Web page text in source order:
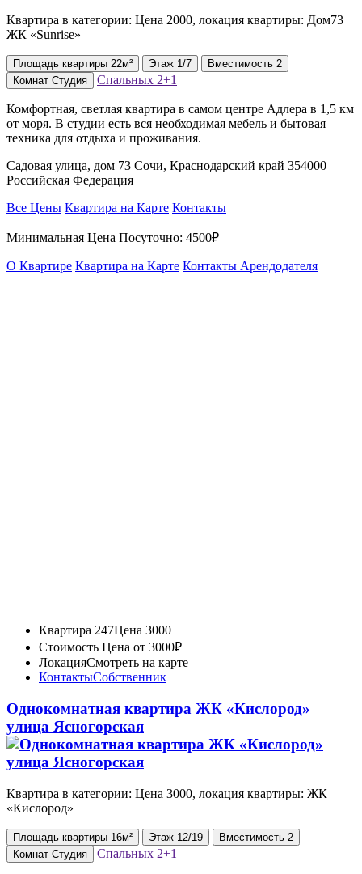
Квартира в категории: Цена 2000, локация квартиры: Дом73
ЖК «Sunrise»
Площадь квартиры 22м² Этаж 1/7 Вместимость 2
Комнат Студия Спальных 2+1
Комфортная, светлая квартира в самом центре Адлера в 1,5 км
от моря. В студии есть вся необходимая мебель и бытовая
техника для отдыха и проживания.
Садовая улица, дом 73 Сочи, Краснодарский край 354000
Российская Федерация
Все Цены Квартира на Карте Контакты
Минимальная Цена Посуточно: 4500₽
О Квартире Квартира на Карте Контакты Арендодателя
Квартира 247Цена 3000
Стоимость Цена от 3000₽
ЛокацияСмотреть на карте
КонтактыСобственник
Однокомнатная квартира ЖК «Кислород»
улица Ясногорская
Квартира в категории: Цена 3000, локация квартиры: ЖК
«Кислород»
Площадь квартиры 16м² Этаж 12/19 Вместимость 2
Комнат Студия Спальных 2+1